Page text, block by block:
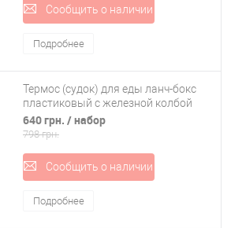
Сообщить о наличии
Подробнее
Термос (судок) для еды ланч-бокс
пластиковый с железной колбой
2.25л Stenson (C-127)
640 грн. / набор
798 грн.
Сообщить о наличии
Подробнее